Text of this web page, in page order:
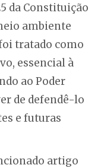
da Constituição
ambiente
tratado como
essencial à
ao Poder
de defendê-lo
e futuras
artigo